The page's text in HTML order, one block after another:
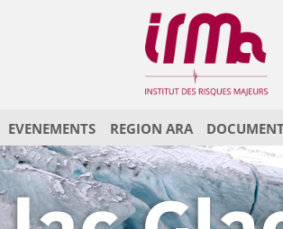
EVENEMENTS REGION ARA